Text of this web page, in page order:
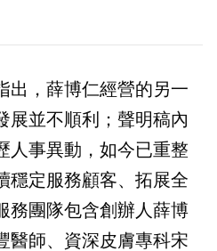
出，薛博仁經營的另一
展並不順利；聲明稿內
人事異動，如今已重整
穩定服務顧客、拓展全
務團隊包含創辦人薛博
醫師、資深皮膚專科宋